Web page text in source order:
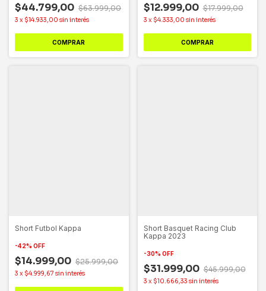
$44.799,00 $63.999,00
3 x $14.933,00 sin interés
COMPRAR
$12.999,00 $17.999,00
3 x $4.333,00 sin interés
COMPRAR
Short Futbol Kappa
-42% OFF
$14.999,00 $25.999,00
3 x $4.999,67 sin interés
Short Basquet Racing Club
Kappa 2023
-30% OFF
$31.999,00 $45.999,00
3 x $10.666,33 sin interés